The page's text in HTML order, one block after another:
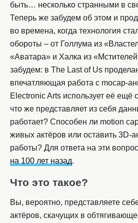
быть… несколько странными в
Теперь же забудем об этом и
во времена, когда технология
обороты – от Голлума из
«Аватара» и Халка из
забудем: в The Last of Us
впечатляющая работа с mocap-
Electronic Arts использует её ещё
что же представляет из себя
работает? Способен ли motion
живых актёров или оставить 3D-
работы? Для ответа на эти
на 100 лет назад.
Что это такое?
Вы, вероятно, представляете
актёров, скачущих в